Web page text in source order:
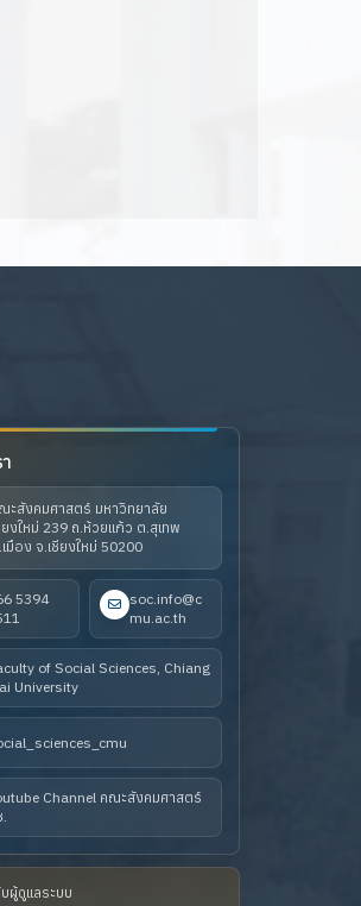
ะสังคมศาสตร์ มหาวิทยาลัย
ยงใหม่ 239 ถ.ห้วยแก้ว ต.สุเทพ
มือง จ.เชียงใหม่ 50200
5394
soc.info@c
mu.ac.th
of Social Sciences, Chiang
University
Channel คณะสังคมศาสตร์
ผู้ดูแลระบบ